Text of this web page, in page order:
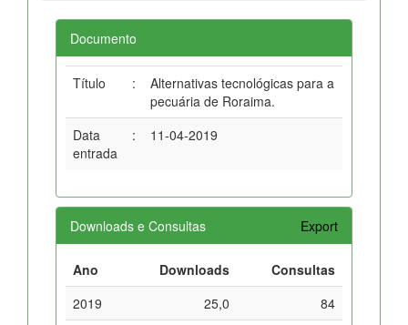
Documento
Título :
Alternativas tecnológicas para a
pecuária de Roraima.
Data
entrada
: 11-04-2019
Downloads e Consultas Export
Ano Downloads
Consultas
2019
25,0
84